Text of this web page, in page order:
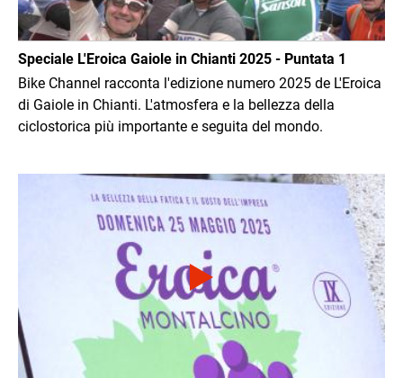
Speciale L'Eroica Gaiole in Chianti 2025 - Puntata 1
Bike Channel racconta l'edizione numero 2025 de L'Eroica
di Gaiole in Chianti. L'atmosfera e la bellezza della
ciclostorica più importante e seguita del mondo.